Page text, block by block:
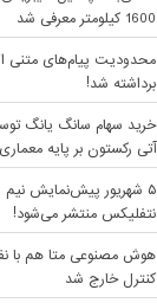
1600 کیلومتر معرفی شد
برداشته شد!
خرید سهام سانگ‌ یانگ
آتی رکستون بر پایه
نتفلیکس منتشر می‌شود!
هوش مصنوعی متا هم با
کنترل خارج شد